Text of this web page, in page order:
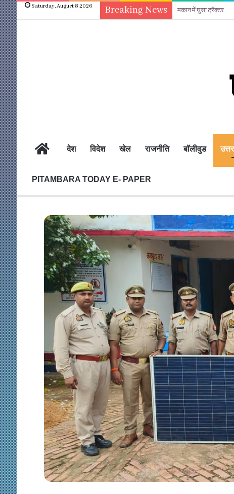
Saturday, August 8 2026 Breaking News मकान में घुसा ट्रैक्टर
होम देश विदेश खेल राजनीति बॉलीवुड
PITAMBARA TODAY E- PAPER